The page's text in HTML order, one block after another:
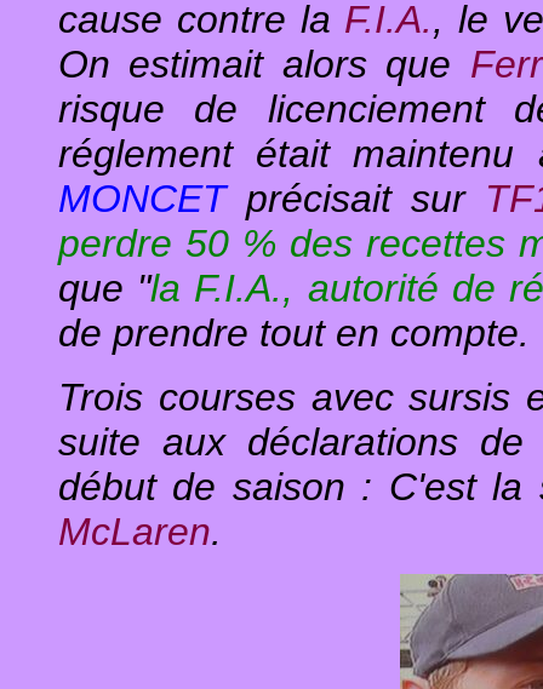
cause contre la F.I.A., le
On estimait alors que
risque de licenciement
réglement était
MONCETprécisait sur
perdre 50 % des recettes
que "la F.I.A., autorité de
de prendre tout en compte.
Trois courses avec sursis
suite aux déclarations
début de saison : C'est la
McLaren.